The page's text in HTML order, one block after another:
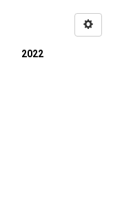
2022